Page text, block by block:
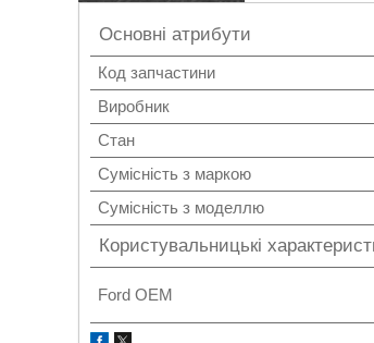
Основні атрибути
Код запчастини
Виробник
Стан
Сумісність з маркою
Сумісність з моделлю
Користувальницькі
Ford OEM